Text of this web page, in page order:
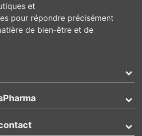
et
pour répondre précisément
de bien-être et de